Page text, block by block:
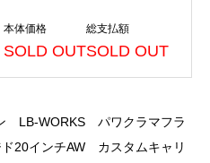
本体価格
SOLD OUT
総支払額
SOLD OUT
LB-WORKS パワクラマフラ
20インチAW カスタムキャリ